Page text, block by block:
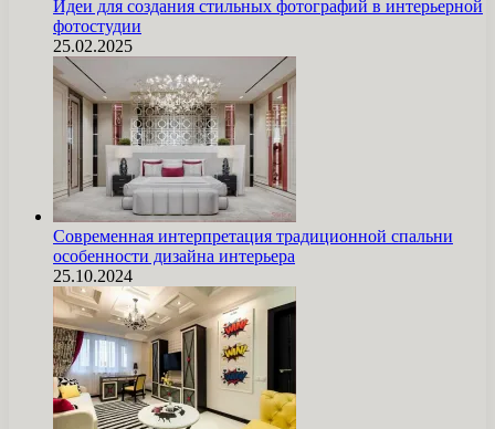
Идеи для создания стильных фотографий в интерьерной
фотостудии
25.02.2025
Современная интерпретация традиционной спальни
особенности дизайна интерьера
25.10.2024